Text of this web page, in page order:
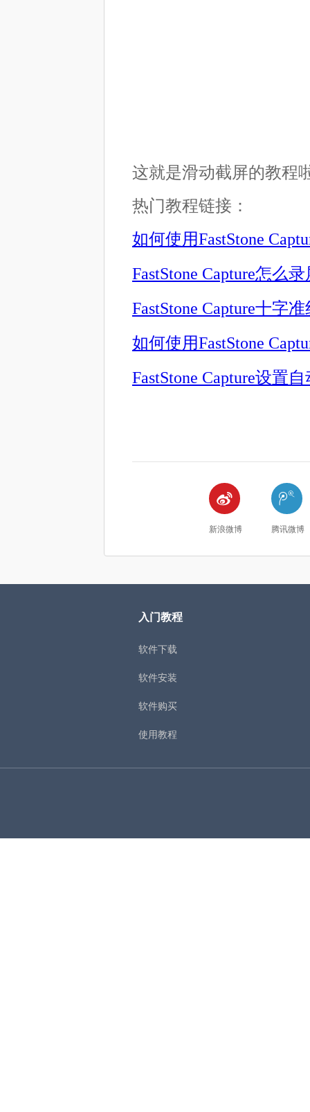
这就是滑动截屏的教程
热门教程链接：
如何使用FastStone
FastStone Capture怎么
FastStone Capture十字
如何使用FastStone
FastStone Capture设置

新浪微博

腾讯微博
入门教程
软件下载
软件安装
软件购买
使用教程